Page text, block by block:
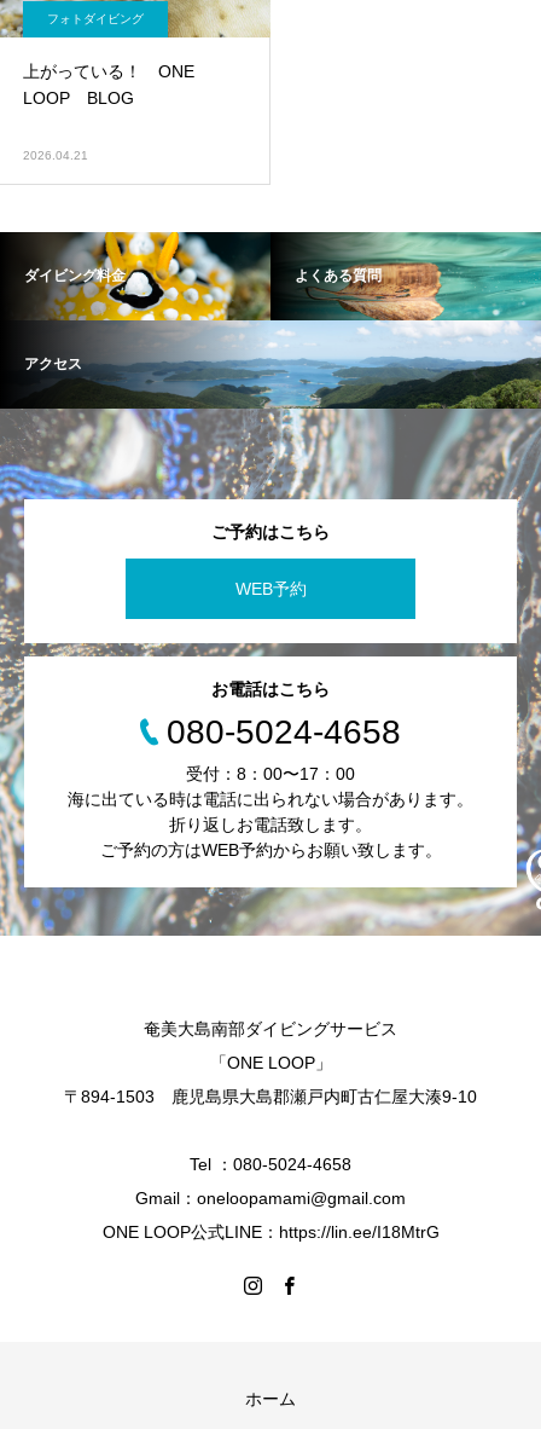
フォトダイビング
上がっている！ ONE
LOOP BLOG
2026.04.21
ダイビング料金 よくある質問
アクセス
ご予約はこちら
WEB予約
お電話はこちら
080-5024-4658
受付：8：00〜17：00
海に出ている時は電話に出られない場合があります。
折り返しお電話致します。
ご予約の方はWEB予約からお願い致します。
奄美大島南部ダイビングサービス
「ONE LOOP」
〒894-1503 鹿児島県大島郡瀬戸内町古仁屋大湊9-10
Tel ：080-5024-4658
Gmail：oneloopamami@gmail.com
ONE LOOP公式LINE：https://lin.ee/I18MtrG
ホーム